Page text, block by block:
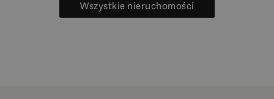
Wszystkie nieruchomości